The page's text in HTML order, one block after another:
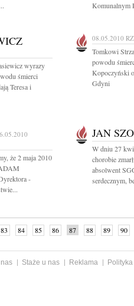
Komunalnym
wyrazy
śmierci
Teresa i
08.05.2010
Tomkowi
powodu
Kopoczyński
Gdyni
że 2 maja 2010
-
JAN
W dniu 27
chorobie
absolwent
serdecznym,
83 84 85 86 87 88 89
90
Staże u nas Reklama